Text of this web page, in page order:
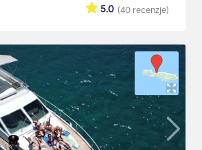
(40 recenzje)
5.0